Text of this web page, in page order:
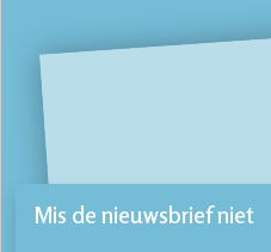
Mis de nieuwsbrief niet